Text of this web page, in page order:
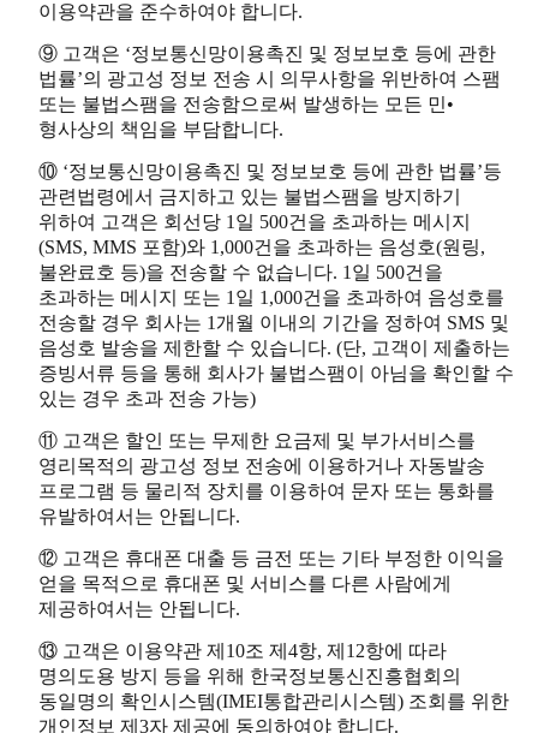
이용약관을 준수하여야 합니다.
⑨ 고객은 ‘정보통신망이용촉진 및 정보보호 등에 관한
법률’의 광고성 정보 전송 시 의무사항을 위반하여 스팸
또는 불법스팸을 전송함으로써 발생하는 모든 민•
형사상의 책임을 부담합니다.
⑩ ‘정보통신망이용촉진 및 정보보호 등에 관한 법률’등
관련법령에서 금지하고 있는 불법스팸을 방지하기
위하여 고객은 회선당 1일 500건을 초과하는 메시지
(SMS, MMS 포함)와 1,000건을 초과하는 음성호(원링,
불완료호 등)을 전송할 수 없습니다. 1일 500건을
초과하는 메시지 또는 1일 1,000건을 초과하여 음성호를
전송할 경우 회사는 1개월 이내의 기간을 정하여 SMS 및
음성호 발송을 제한할 수 있습니다. (단, 고객이 제출하는
증빙서류 등을 통해 회사가 불법스팸이 아님을 확인할 수
있는 경우 초과 전송 가능)
⑪ 고객은 할인 또는 무제한 요금제 및 부가서비스를
영리목적의 광고성 정보 전송에 이용하거나 자동발송
프로그램 등 물리적 장치를 이용하여 문자 또는 통화를
유발하여서는 안됩니다.
⑫ 고객은 휴대폰 대출 등 금전 또는 기타 부정한 이익을
얻을 목적으로 휴대폰 및 서비스를 다른 사람에게
제공하여서는 안됩니다.
⑬ 고객은 이용약관 제10조 제4항, 제12항에 따라
명의도용 방지 등을 위해 한국정보통신진흥협회의
동일명의 확인시스템(IMEI통합관리시스템) 조회를 위한
개인정보 제3자 제공에 동의하여야 합니다.